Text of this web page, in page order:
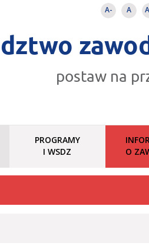
A- A
postaw na
PROGRAMY
I WSDZ
O